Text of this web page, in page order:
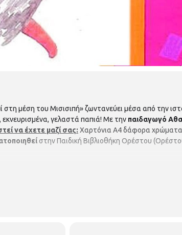
στη μέση του Μισισιπή» ζωντανεύει μέσα από την
εκνευρισμένα, γελαστά παπιά! Με την παιδαγωγό
να έχετε μαζί σας: Χαρτόνια Α4 δάφορα χρώματα
στην Παιδική Βιβλιοθήκη Ορέστου